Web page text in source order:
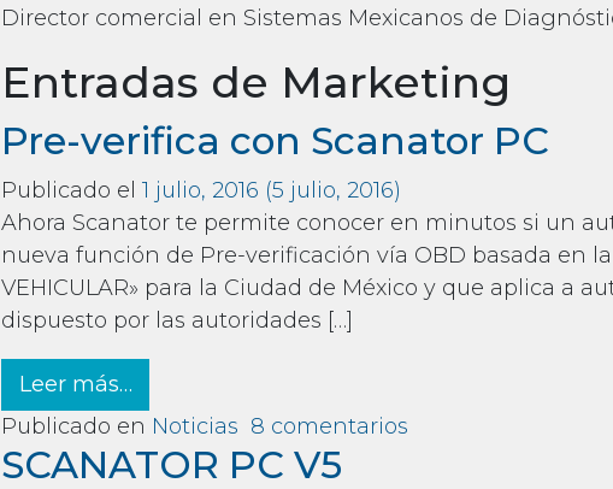
Director comercial en Sistemas Mexicanos de
Entradas de Marketing
Pre-verifica con Scanator PC
Publicado el 1 julio, 2016 (5 julio, 2016)
Ahora Scanator te permite conocer en minutos si un
nueva función de Pre-verificación vía OBD basada en la
VEHICULAR» para la Ciudad de México y que aplica
dispuesto por las autoridades […]
Leer más…from Pre-verifica con Scanator PC
Publicado en Noticias 8 comentarios
SCANATOR PC V5